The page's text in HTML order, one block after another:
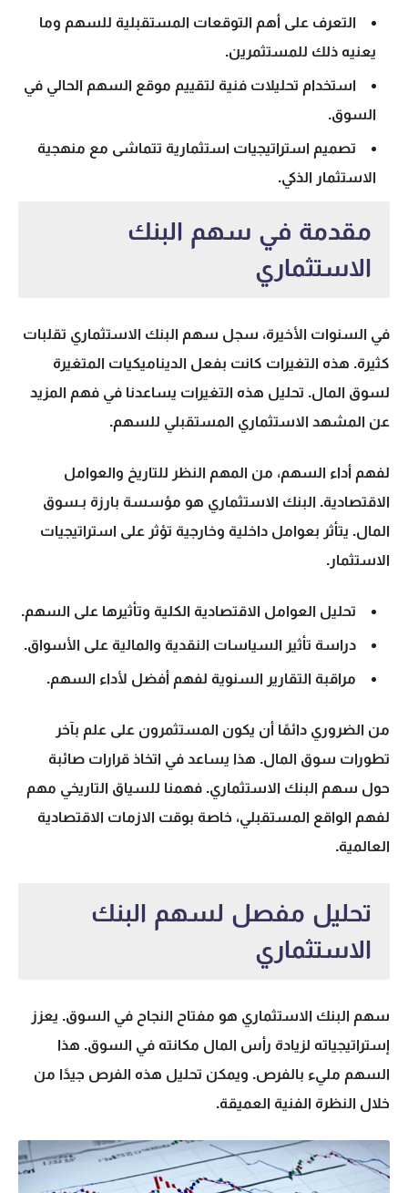
التعرف على أهم التوقعات المستقبلية للسهم وما
يعنيه ذلك للمستثمرين.
استخدام تحليلات فنية لتقييم موقع السهم الحالي في
السوق.
تصميم استراتيجيات استثمارية تتماشى مع منهجية
الاستثمار الذكي.
مقدمة في سهم البنك
الاستثماري
في السنوات الأخيرة، سجل سهم البنك الاستثماري تقلبات
كثيرة. هذه التغيرات كانت بفعل الديناميكيات المتغيرة
لسوق المال. تحليل هذه التغيرات يساعدنا في فهم المزيد
عن المشهد الاستثماري المستقبلي للسهم.
لفهم أداء السهم، من المهم النظر للتاريخ والعوامل
الاقتصادية. البنك الاستثماري هو مؤسسة بارزة بـسوق
المال. يتأثر بعوامل داخلية وخارجية تؤثر على استراتيجيات
الاستثمار.
تحليل العوامل الاقتصادية الكلية وتأثيرها على السهم.
دراسة تأثير السياسات النقدية والمالية على الأسواق.
مراقبة التقارير السنوية لفهم أفضل لأداء السهم.
من الضروري دائمًا أن يكون المستثمرون على علم بآخر
تطورات سوق المال. هذا يساعد في اتخاذ قرارات صائبة
حول سهم البنك الاستثماري. فهمنا للسياق التاريخي مهم
لفهم الواقع المستقبلي، خاصة بوقت الازمات الاقتصادية
العالمية.
تحليل مفصل لسهم البنك
الاستثماري
سهم البنك الاستثماري هو مفتاح النجاح في السوق. يعزز
إستراتيجياته لزيادة رأس المال مكانته في السوق. هذا
السهم مليء بالفرص. ويمكن تحليل هذه الفرص جيدًا من
خلال النظرة الفنية العميقة.